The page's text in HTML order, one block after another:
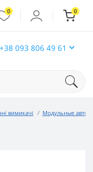
+38 093 806 49 61
0 0
вимикачі Модульные